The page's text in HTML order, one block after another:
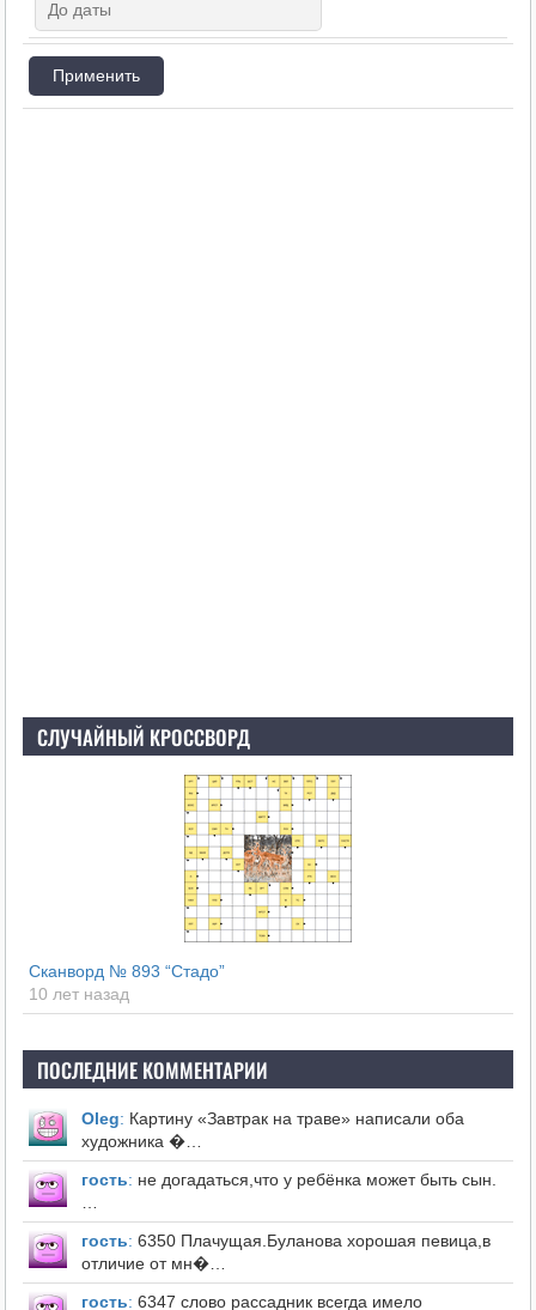
СЛУЧАЙНЫЙ КРОССВОРД
Сканворд № 893 “Стадо”
10 лет назад
ПОСЛЕДНИЕ КОММЕНТАРИИ
Оleg: Картину «Завтрак на траве» написали оба
художника �…
гость: не догадаться,что у ребёнка может быть сын.
…
гость: 6350 Плачущая.Буланова хорошая певица,в
отличие от мн�…
гость: 6347 слово рассадник всегда имело